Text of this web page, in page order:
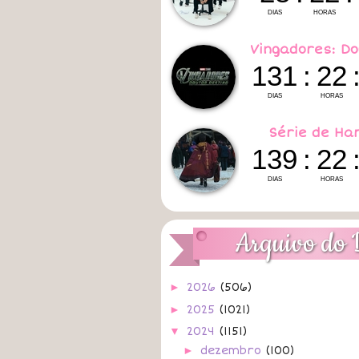
Vingadores:
Série de
Arquivo do
► 2026 (506)
► 2025 (1021)
▼ 2024 (1151)
► dezembro (100)